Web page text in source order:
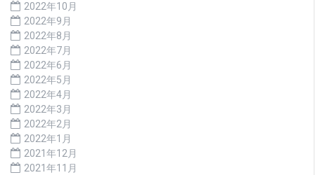
2022年10月
2022年9月
2022年8月
2022年7月
2022年6月
2022年5月
2022年4月
2022年3月
2022年2月
2022年1月
2021年12月
2021年11月